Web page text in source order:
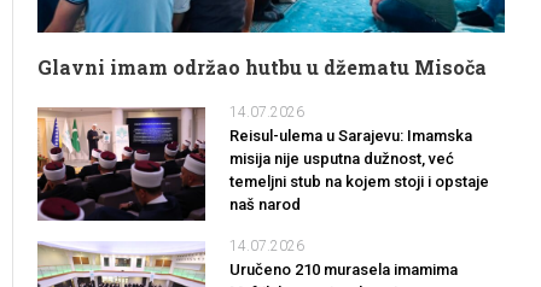
Glavni imam održao hutbu u džematu Misoča
14.07.2026
Reisul-ulema u Sarajevu: Imamska
misija nije usputna dužnost, već
temeljni stub na kojem stoji i opstaje
naš narod
14.07.2026
Uručeno 210 murasela imamima